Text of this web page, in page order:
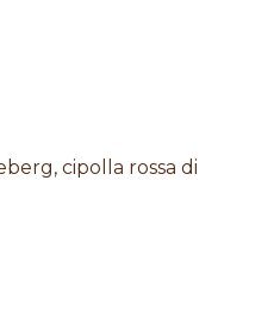
cipolla rossa di